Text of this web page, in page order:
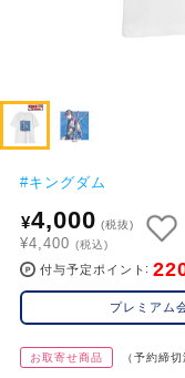
コ
レ
イ
ズ
注
#キングダム
¥4,000 (税抜)
¥4,400 (税込)
付与予定ポイント
プレミアム
お取寄せ商品 （予約締